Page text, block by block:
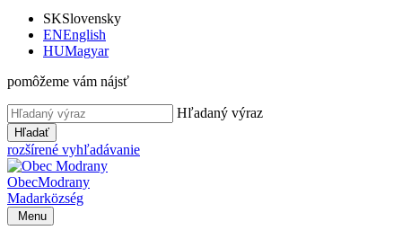
SKSlovensky
ENEnglish
HUMagyar
pomôžeme vám nájsť
Hľadaný výraz
Hľadať
rozšírené vyhľadávanie
ObecModrany
Madarközség
Menu